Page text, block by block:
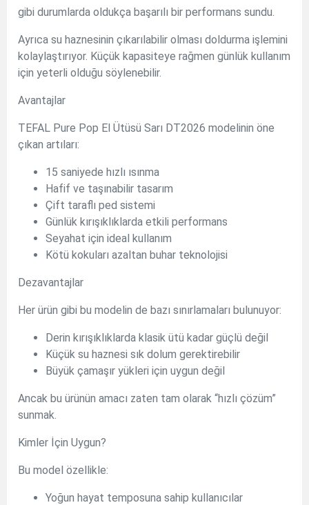
gibi durumlarda oldukça başarılı bir performans sundu.
Ayrıca su haznesinin çıkarılabilir olması doldurma işlemini
kolaylaştırıyor. Küçük kapasiteye rağmen günlük kullanım
için yeterli olduğu söylenebilir.
Avantajlar
TEFAL Pure Pop El Ütüsü Sarı DT2026 modelinin öne
çıkan artıları:
15 saniyede hızlı ısınma
Hafif ve taşınabilir tasarım
Çift taraflı ped sistemi
Günlük kırışıklıklarda etkili performans
Seyahat için ideal kullanım
Kötü kokuları azaltan buhar teknolojisi
Dezavantajlar
Her ürün gibi bu modelin de bazı sınırlamaları bulunuyor:
Derin kırışıklıklarda klasik ütü kadar güçlü değil
Küçük su haznesi sık dolum gerektirebilir
Büyük çamaşır yükleri için uygun değil
Ancak bu ürünün amacı zaten tam olarak “hızlı çözüm”
sunmak.
Kimler İçin Uygun?
Bu model özellikle:
Yoğun hayat temposuna sahip kullanıcılar